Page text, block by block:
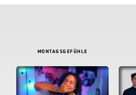
MONTAGSGEFÜHLE